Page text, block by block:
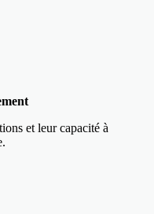
et leur capacité à